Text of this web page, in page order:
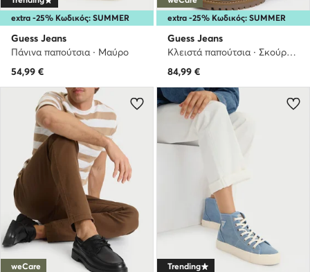
extra -25% Κωδικός: SUMMER
Guess Jeans
Πάνινα παπούτσια · Μαύρο
54,99 €
extra -25% Κωδικός: SUMMER
Guess Jeans
Κλειστά παπούτσια · Σκούρο μπλε
84,99 €
weCare Trending